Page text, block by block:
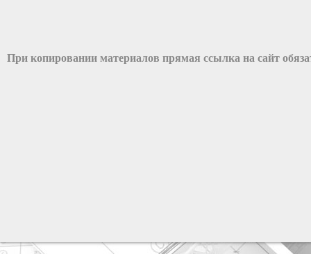
При копировании материалов прямая ссылка на сайт